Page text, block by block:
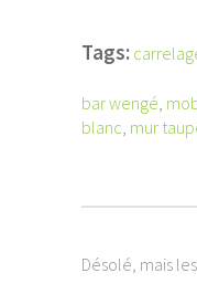
Tags:
bar wengé
blanc mur
Désolé, mais